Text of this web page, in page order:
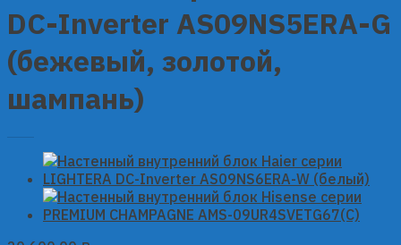
DC-Inverter AS09NS5ERA-G
(бежевый, золотой,
шампань)